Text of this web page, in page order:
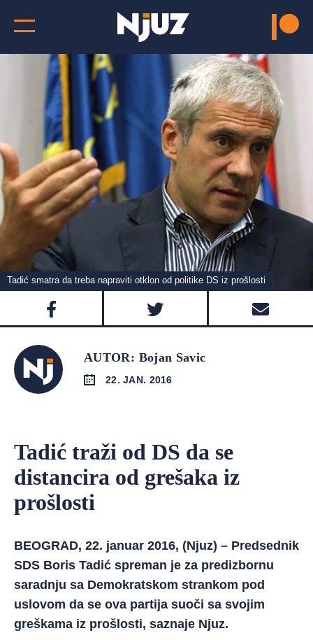
Tadić smatra da treba napraviti otklon od politike DS iz prošlosti
AUTOR: Bojan Savic
22. JAN. 2016
Tadić traži od DS da se
distancira od grešaka iz
prošlosti
BEOGRAD, 22. januar 2016, (Njuz) – Predsednik
SDS Boris Tadić spreman je za predizbornu
saradnju sa Demokratskom strankom pod
uslovom da se ova partija suoči sa svojim
greškama iz prošlosti, saznaje Njuz.